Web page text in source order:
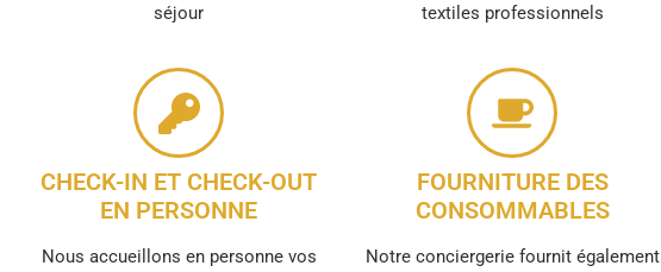
séjour
CHECK-IN ET CHECK-OUT
EN PERSONNE
Nous accueillons en personne vos
textiles professionnels
FOURNITURE DES
CONSOMMABLES
Notre conciergerie fournit également